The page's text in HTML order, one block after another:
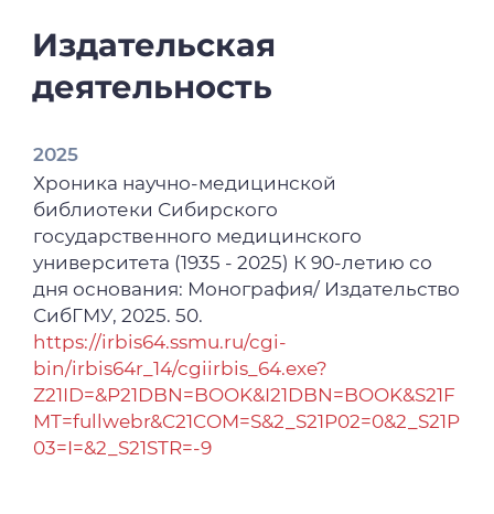
Издательская
деятельность
2025
Хроника научно-медицинской
библиотеки Сибирского
государственного медицинского
университета (1935 - 2025) К 90-летию со
дня основания: Монография/ Издательство
СибГМУ, 2025. 50.
https://irbis64.ssmu.ru/cgi-
bin/irbis64r_14/cgiirbis_64.exe?
Z21ID=&P21DBN=BOOK&I21DBN=BOOK&S21F
MT=fullwebr&C21COM=S&2_S21P02=0&2_S21P
03=I=&2_S21STR=-9